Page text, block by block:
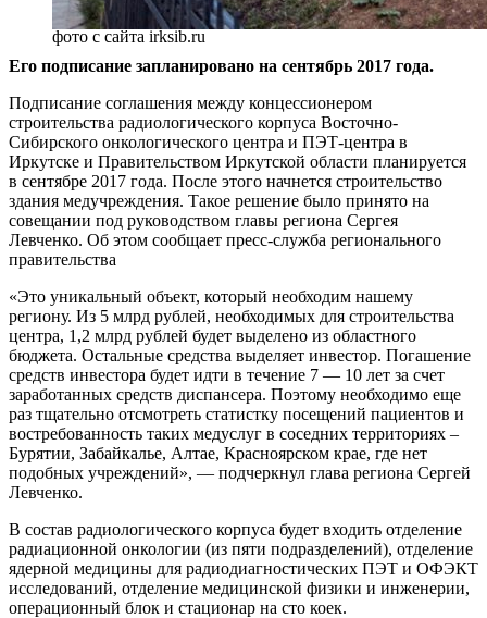
фото с сайта irksib.ru
Его подписание запланировано на сентябрь 2017 года.
Подписание соглашения между концессионером
строительства радиологического корпуса Восточно-
Сибирского онкологического центра и ПЭТ-центра в
Иркутске и Правительством Иркутской области планируется
в сентябре 2017 года. После этого начнется строительство
здания медучреждения. Такое решение было принято на
совещании под руководством главы региона Сергея
Левченко. Об этом сообщает пресс-служба регионального
правительства
«Это уникальный объект, который необходим нашему
региону. Из 5 млрд рублей, необходимых для строительства
центра, 1,2 млрд рублей будет выделено из областного
бюджета. Остальные средства выделяет инвестор. Погашение
средств инвестора будет идти в течение 7 — 10 лет за счет
заработанных средств диспансера. Поэтому необходимо еще
раз тщательно отсмотреть статистку посещений пациентов и
востребованность таких медуслуг в соседних территориях –
Бурятии, Забайкалье, Алтае, Красноярском крае, где нет
подобных учреждений», — подчеркнул глава региона Сергей
Левченко.
В состав радиологического корпуса будет входить отделение
радиационной онкологии (из пяти подразделений), отделение
ядерной медицины для радиодиагностических ПЭТ и ОФЭКТ
исследований, отделение медицинской физики и инженерии,
операционный блок и стационар на сто коек.